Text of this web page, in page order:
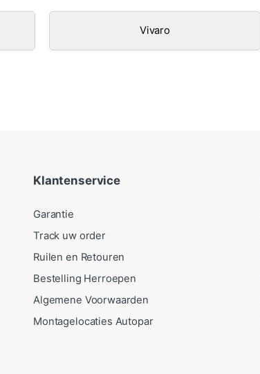
Vivaro
Klantenservice
Garantie
Track uw order
Ruilen en Retouren
Bestelling Herroepen
Algemene Voorwaarden
Montagelocaties Autopar